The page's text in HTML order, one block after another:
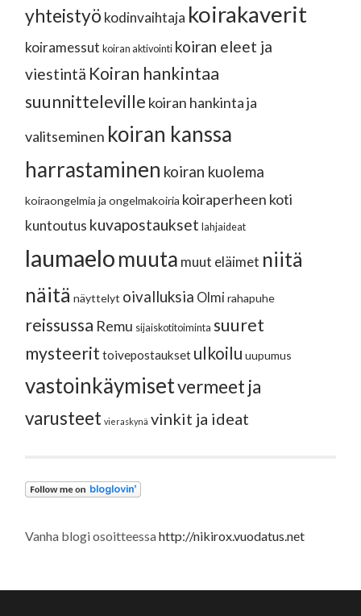
yhteistyö kodinvaihtaja koirakaverit
koiramessut koiran aktivointi koiran eleet ja
viestintä Koiran hankintaa
suunnitteleville koiran hankinta ja
valitseminen koiran kanssa
harrastaminen koiran kuolema
koiraongelmia ja ongelmakoiria koiraperheen koti
kuntoutus kuvapostaukset lahjaideat
laumaelomuuta muut eläimet niitä
näitä näyttelyt oivalluksia Olmi rahapuhe
reissussa Remu sijaiskotitoiminta suuret
mysteerit toivepostaukset ulkoilu uupumus
vastoinkäymisetvermeet ja
varusteet vieraskynä vinkit ja ideat
Vanha blogi osoitteessahttp://nikirox.vuodatus.net